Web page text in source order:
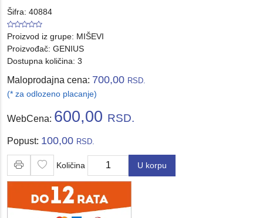
Šifra: 40884
Proizvod iz grupe: MIŠEVI
Proizvođač: GENIUS
Dostupna količina: 3
Maloprodajna cena: 700,00 RSD.
(* za odlozeno placanje)
WebCena: 600,00 RSD.
Popust: 100,00 RSD.
Količina
Količina
U korpu